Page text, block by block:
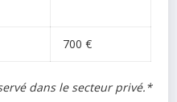
700 €
dans le secteur privé.*